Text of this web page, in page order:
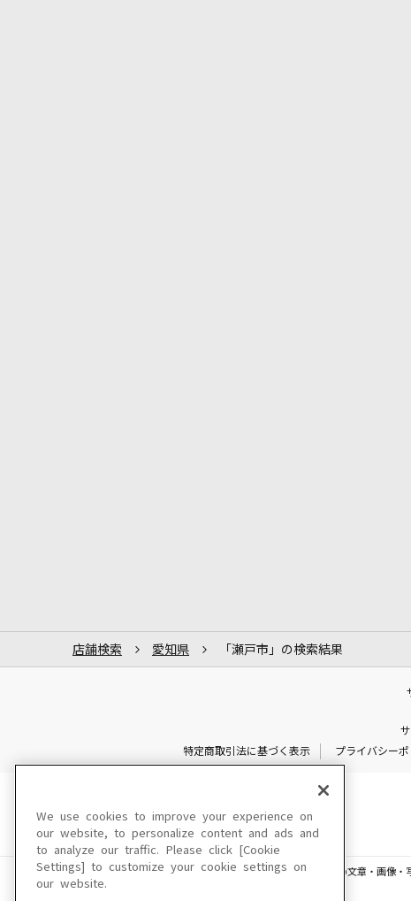
店舗検索 愛知県 「瀬戸市」の検索結果
特定商取引法に基づく表示
プライバシーポ
このサイトに掲載されている一切の文章・画像
We use cookies to improve your experience on
our website, to personalize content and ads and
to analyze our traffic. Please click [Cookie
Settings] to customize your cookie settings on
our website.